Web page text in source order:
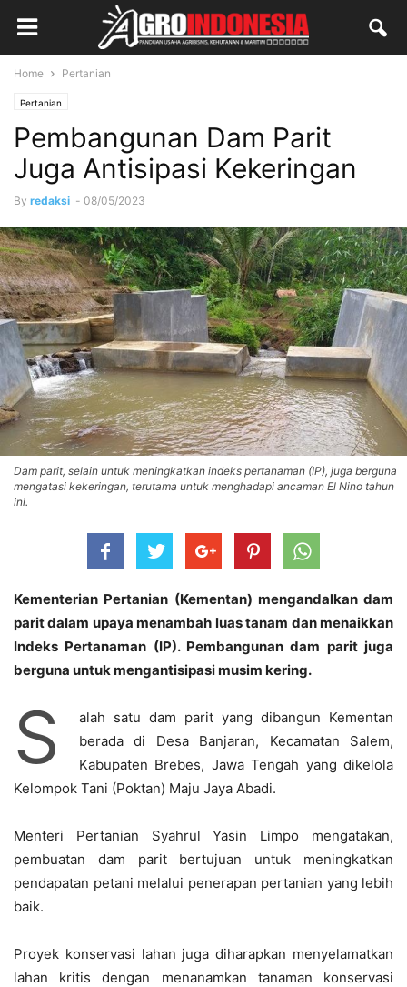
Home Pertanian
Pertanian
Pembangunan Dam Parit
Juga Antisipasi Kekeringan
By redaksi - 08/05/2023
Dam parit, selain untuk meningkatkan indeks pertanaman (IP), juga berguna
mengatasi kekeringan, terutama untuk menghadapi ancaman El Nino tahun
ini.
Kementerian Pertanian (Kementan) mengandalkan dam
parit dalam upaya menambah luas tanam dan menaikkan
Indeks Pertanaman (IP). Pembangunan dam parit juga
berguna untuk mengantisipasi musim kering.
S
alah satu dam parit yang dibangun Kementan
berada di Desa Banjaran, Kecamatan Salem,
Kabupaten Brebes, Jawa Tengah yang dikelola
Kelompok Tani (Poktan) Maju Jaya Abadi.
Menteri Pertanian Syahrul Yasin Limpo mengatakan,
pembuatan dam parit bertujuan untuk meningkatkan
pendapatan petani melalui penerapan pertanian yang lebih
baik.
Proyek konservasi lahan juga diharapkan menyelamatkan
lahan kritis dengan menanamkan tanaman konservasi